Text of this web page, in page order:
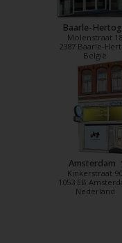
Baarle-Hertog
Molenstraat 18
2387 Baarle-
België
Amsterdam
Kinkerstraat 90
1053 EB
Nederland